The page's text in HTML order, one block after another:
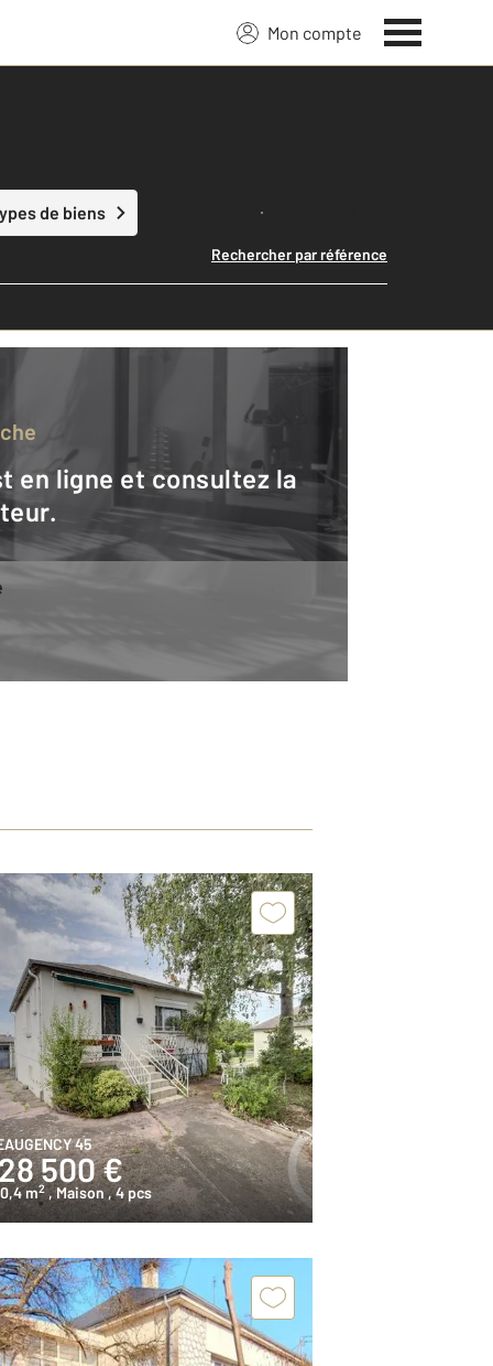
Mon compte
de biens Lancer ma recherche
Rechercher par référence
45
500 €
m2 , Maison , 4 pcs